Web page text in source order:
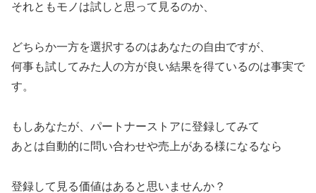
それともモノは試しと思って見るのか、
どちらか一方を選択するのはあなたの自由ですが、
何事も試してみた人の方が良い結果を得ているのは事実で
す。
もしあなたが、パートナーストアに登録してみて
あとは自動的に問い合わせや売上がある様になるなら
登録して見る価値はあると思いませんか？